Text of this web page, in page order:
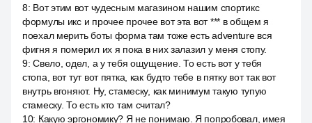
8: Вот этим вот чудесным магазином нашим спортикс
формулы икс и прочее прочее вот эта вот *** в общем я
поехал мерить боты форма там тоже есть adventure вся
фигня я померил их я пока в них залазил у меня стопу.
9:Свело, одел, а у тебя ощущение. То есть вот у тебя
стопа, вот тут вот пятка, как будто тебе в пятку вот так вот
внутрь вгоняют. Ну, стамеску, как минимум такую тупую
стамеску. То есть кто там считал?
10: Какую эргономику? Я не понимаю. Я попробовал, имея